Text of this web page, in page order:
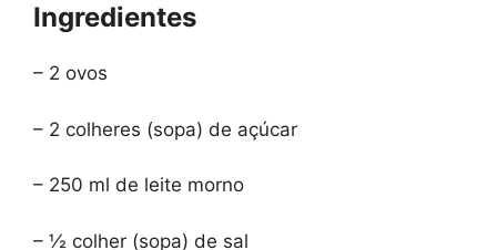
Ingredientes
– 2 ovos
– 2 colheres (sopa) de açúcar
– 250 ml de leite morno
– ½ colher (sopa) de sal